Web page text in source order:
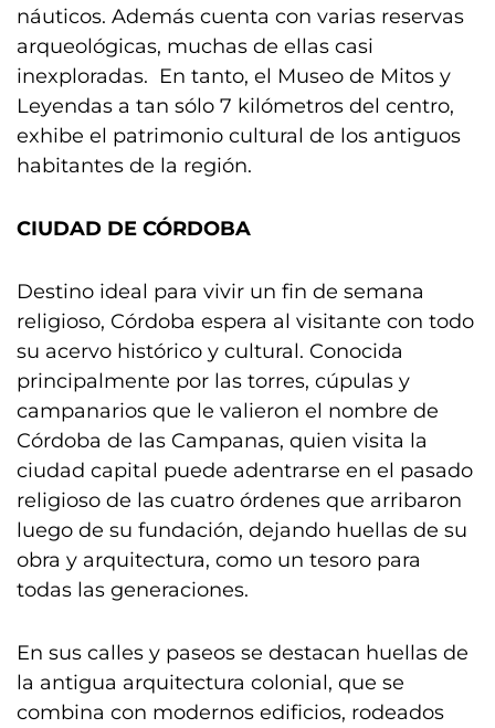
náuticos. Además cuenta con varias reservas
arqueológicas, muchas de ellas casi
inexploradas. En tanto, el Museo de Mitos y
Leyendas a tan sólo 7 kilómetros del centro,
exhibe el patrimonio cultural de los antiguos
habitantes de la región.
CIUDAD DE CÓRDOBA
Destino ideal para vivir un fin de semana
religioso, Córdoba espera al visitante con todo
su acervo histórico y cultural. Conocida
principalmente por las torres, cúpulas y
campanarios que le valieron el nombre de
Córdoba de las Campanas, quien visita la
ciudad capital puede adentrarse en el pasado
religioso de las cuatro órdenes que arribaron
luego de su fundación, dejando huellas de su
obra y arquitectura, como un tesoro para
todas las generaciones.
En sus calles y paseos se destacan huellas de
la antigua arquitectura colonial, que se
combina con modernos edificios, rodeados